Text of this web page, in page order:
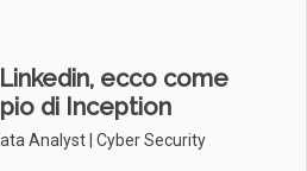
ecco come
di Inception
Analyst | Cyber Security